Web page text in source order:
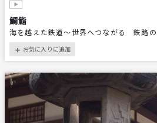
鯛鮨
海を越えた鉄道～世界へつながる 鉄路
＋ お気に入りに追加